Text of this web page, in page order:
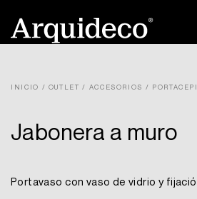
contenido
INICIO / OUTLET / ACCESORIOS /
Jabonera a muro
Portavaso con vaso de vidrio y